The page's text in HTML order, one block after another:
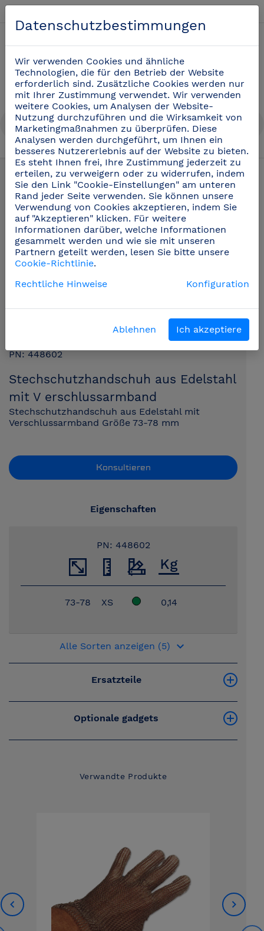
Stechschutzhandschuhe (28)
PN: 448602
Stechschutzhandschuh aus Edelstahl
mit V erschlussarmband
Stechschutzhandschuh aus Edelstahl mit
Verschlussarmband Größe 73-78 mm
Konsultieren
Eigenschaften
PN: 448602
73-78 XS 0,14
Alle Sorten anzeigen (5) keyboard_arrow_down
Ersatzteile
Optionale gadgets
Verwandte Produkte
Datenschutzbestimmungen
Wir verwenden Cookies und ähnliche
Technologien, die für den Betrieb der Website
erforderlich sind. Zusätzliche Cookies werden nur
mit Ihrer Zustimmung verwendet. Wir verwenden
weitere Cookies, um Analysen der Website-
Nutzung durchzuführen und die Wirksamkeit von
Marketingmaßnahmen zu überprüfen. Diese
Analysen werden durchgeführt, um Ihnen ein
besseres Nutzererlebnis auf der Website zu bieten.
Es steht Ihnen frei, Ihre Zustimmung jederzeit zu
erteilen, zu verweigern oder zu widerrufen, indem
Sie den Link "Cookie-Einstellungen" am unteren
Rand jeder Seite verwenden. Sie können unsere
Verwendung von Cookies akzeptieren, indem Sie
auf "Akzeptieren" klicken. Für weitere
Informationen darüber, welche Informationen
gesammelt werden und wie sie mit unseren
Partnern geteilt werden, lesen Sie bitte unsere
Cookie-Richtlinie.
Rechtliche Hinweise
Konfiguration
Ablehnen Ich akzeptiere